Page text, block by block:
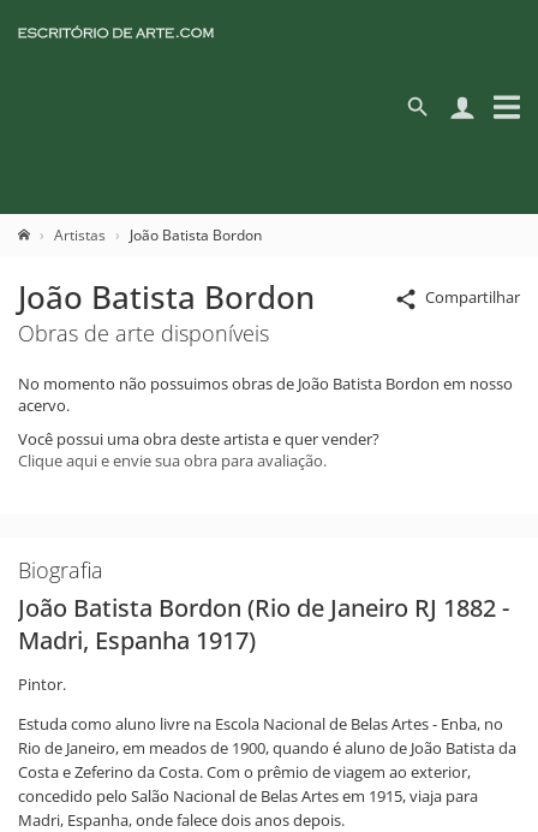
Artistas João Batista Bordon
Compartilhar
João Batista Bordon
Obras de arte disponíveis
No momento não possuimos obras de João Batista Bordon em nosso
acervo.
Você possui uma obra deste artista e quer vender?
Clique aqui e envie sua obra para avaliação.
Biografia
João Batista Bordon (Rio de Janeiro RJ 1882 -
Madri, Espanha 1917)
Pintor.
Estuda como aluno livre na Escola Nacional de Belas Artes - Enba, no
Rio de Janeiro, em meados de 1900, quando é aluno de João Batista da
Costa e Zeferino da Costa. Com o prêmio de viagem ao exterior,
concedido pelo Salão Nacional de Belas Artes em 1915, viaja para
Madri, Espanha, onde falece dois anos depois.